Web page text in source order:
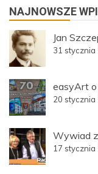
NAJNOWSZE
Jan
31 stycznia
easyArt
20 stycznia
Wywiad
17 stycznia